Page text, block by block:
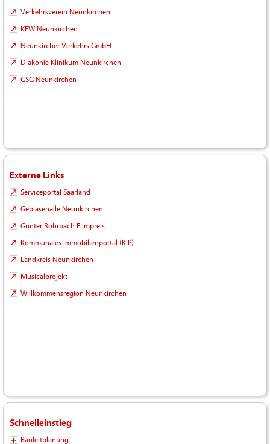
Verkehrsverein Neunkirchen
KEW Neunkirchen
Neunkircher Verkehrs GmbH
Diakonie Klinikum Neunkirchen
GSG Neunkirchen
Externe Links
Serviceportal Saarland
Gebläsehalle Neunkirchen
Günter Rohrbach Filmpreis
Kommunales Immobilienportal (KIP)
Landkreis Neunkirchen
Musicalprojekt
Willkommensregion Neunkirchen
Schnelleinstieg
Bauleitplanung